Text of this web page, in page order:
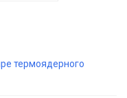
термоядерного